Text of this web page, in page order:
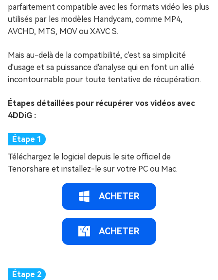
parfaitement compatible avec les formats vidéo les plus
utilisés par les modèles Handycam, comme MP4,
AVCHD, MTS, MOV ou XAVC S.
Mais au-delà de la compatibilité, c'est sa simplicité
d'usage et sa puissance d'analyse qui en font un allié
incontournable pour toute tentative de récupération.
Étapes détaillées pour récupérer vos vidéos avec
4DDiG :
Téléchargez le logiciel depuis le site officiel de
Tenorshare et installez-le sur votre PC ou Mac.
ACHETER
ACHETER